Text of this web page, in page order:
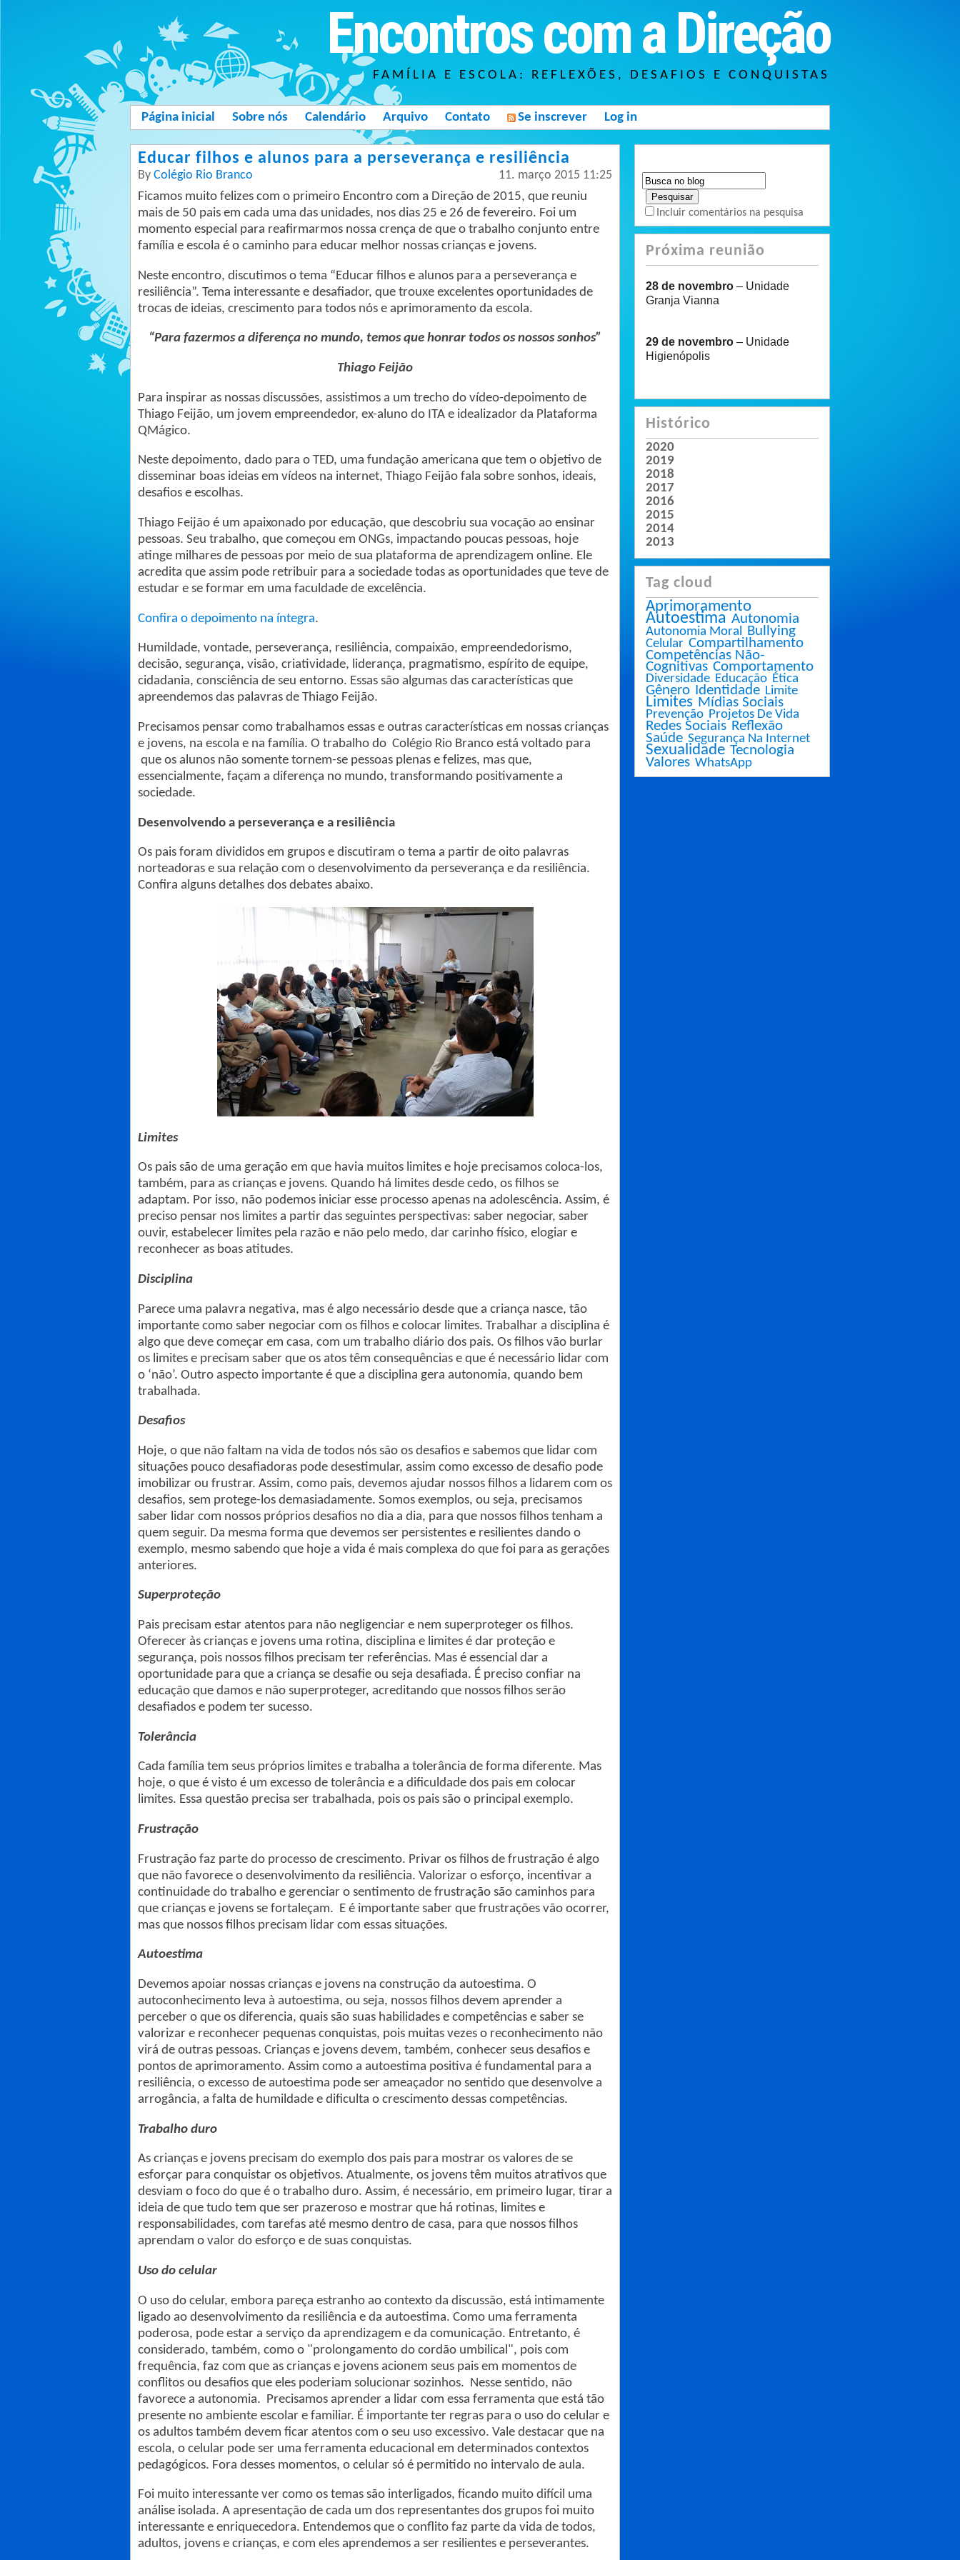
Encontros com a Direção
FAMÍLIA E ESCOLA: REFLEXÕES, DESAFIOS E CONQUISTAS
Página inicial Sobre nós Calendário Arquivo Contato Se inscrever Log in
Educar filhos e alunos para a perseverança e resiliência
By Colégio Rio Branco 11. março 2015 11:25
Ficamos muito felizes com o primeiro Encontro com a Direção de 2015, que reuniu
mais de 50 pais em cada uma das unidades, nos dias 25 e 26 de fevereiro. Foi um
momento especial para reafirmarmos nossa crença de que o trabalho conjunto entre
família e escola é o caminho para educar melhor nossas crianças e jovens.
Neste encontro, discutimos o tema “Educar filhos e alunos para a perseverança e
resiliência”. Tema interessante e desafiador, que trouxe excelentes oportunidades de
trocas de ideias, crescimento para todos nós e aprimoramento da escola.
“Para fazermos a diferença no mundo, temos que honrar todos os nossos sonhos”
Thiago Feijão
Para inspirar as nossas discussões, assistimos a um trecho do vídeo-depoimento de
Thiago Feijão, um jovem empreendedor, ex-aluno do ITA e idealizador da Plataforma
QMágico.
Neste depoimento, dado para o TED, uma fundação americana que tem o objetivo de
disseminar boas ideias em vídeos na internet, Thiago Feijão fala sobre sonhos, ideais,
desafios e escolhas.
Thiago Feijão é um apaixonado por educação, que descobriu sua vocação ao ensinar
pessoas. Seu trabalho, que começou em ONGs, impactando poucas pessoas, hoje
atinge milhares de pessoas por meio de sua plataforma de aprendizagem online. Ele
acredita que assim pode retribuir para a sociedade todas as oportunidades que teve de
estudar e se formar em uma faculdade de excelência.
Confira o depoimento na íntegra.
Humildade, vontade, perseverança, resiliência, compaixão, empreendedorismo,
decisão, segurança, visão, criatividade, liderança, pragmatismo, espírito de equipe,
cidadania, consciência de seu entorno. Essas são algumas das características que
apreendemos das palavras de Thiago Feijão.
Precisamos pensar como trabalhamos essas e outras características em nossas crianças
e jovens, na escola e na família. O trabalho do Colégio Rio Branco está voltado para
que os alunos não somente tornem-se pessoas plenas e felizes, mas que,
essencialmente, façam a diferença no mundo, transformando positivamente a
sociedade.
Desenvolvendo a perseverança e a resiliência
Os pais foram divididos em grupos e discutiram o tema a partir de oito palavras
norteadoras e sua relação com o desenvolvimento da perseverança e da resiliência.
Confira alguns detalhes dos debates abaixo.
Limites
Os pais são de uma geração em que havia muitos limites e hoje precisamos coloca-los,
também, para as crianças e jovens. Quando há limites desde cedo, os filhos se
adaptam. Por isso, não podemos iniciar esse processo apenas na adolescência. Assim, é
preciso pensar nos limites a partir das seguintes perspectivas: saber negociar, saber
ouvir, estabelecer limites pela razão e não pelo medo, dar carinho físico, elogiar e
reconhecer as boas atitudes.
Disciplina
Parece uma palavra negativa, mas é algo necessário desde que a criança nasce, tão
importante como saber negociar com os filhos e colocar limites. Trabalhar a disciplina é
algo que deve começar em casa, com um trabalho diário dos pais. Os filhos vão burlar
os limites e precisam saber que os atos têm consequências e que é necessário lidar com
o ‘não’. Outro aspecto importante é que a disciplina gera autonomia, quando bem
trabalhada.
Desafios
Hoje, o que não faltam na vida de todos nós são os desafios e sabemos que lidar com
situações pouco desafiadoras pode desestimular, assim como excesso de desafio pode
imobilizar ou frustrar. Assim, como pais, devemos ajudar nossos filhos a lidarem com os
desafios, sem protege-los demasiadamente. Somos exemplos, ou seja, precisamos
saber lidar com nossos próprios desafios no dia a dia, para que nossos filhos tenham a
quem seguir. Da mesma forma que devemos ser persistentes e resilientes dando o
exemplo, mesmo sabendo que hoje a vida é mais complexa do que foi para as gerações
anteriores.
Superproteção
Pais precisam estar atentos para não negligenciar e nem superproteger os filhos.
Oferecer às crianças e jovens uma rotina, disciplina e limites é dar proteção e
segurança, pois nossos filhos precisam ter referências. Mas é essencial dar a
oportunidade para que a criança se desafie ou seja desafiada. É preciso confiar na
educação que damos e não superproteger, acreditando que nossos filhos serão
desafiados e podem ter sucesso.
Tolerância
Cada família tem seus próprios limites e trabalha a tolerância de forma diferente. Mas
hoje, o que é visto é um excesso de tolerância e a dificuldade dos pais em colocar
limites. Essa questão precisa ser trabalhada, pois os pais são o principal exemplo.
Frustração
Frustração faz parte do processo de crescimento. Privar os filhos de frustração é algo
que não favorece o desenvolvimento da resiliência. Valorizar o esforço, incentivar a
continuidade do trabalho e gerenciar o sentimento de frustração são caminhos para
que crianças e jovens se fortaleçam. E é importante saber que frustrações vão ocorrer,
mas que nossos filhos precisam lidar com essas situações.
Autoestima
Devemos apoiar nossas crianças e jovens na construção da autoestima. O
autoconhecimento leva à autoestima, ou seja, nossos filhos devem aprender a
perceber o que os diferencia, quais são suas habilidades e competências e saber se
valorizar e reconhecer pequenas conquistas, pois muitas vezes o reconhecimento não
virá de outras pessoas. Crianças e jovens devem, também, conhecer seus desafios e
pontos de aprimoramento. Assim como a autoestima positiva é fundamental para a
resiliência, o excesso de autoestima pode ser ameaçador no sentido que desenvolve a
arrogância, a falta de humildade e dificulta o crescimento dessas competências.
Trabalho duro
As crianças e jovens precisam do exemplo dos pais para mostrar os valores de se
esforçar para conquistar os objetivos. Atualmente, os jovens têm muitos atrativos que
desviam o foco do que é o trabalho duro. Assim, é necessário, em primeiro lugar, tirar a
ideia de que tudo tem que ser prazeroso e mostrar que há rotinas, limites e
responsabilidades, com tarefas até mesmo dentro de casa, para que nossos filhos
aprendam o valor do esforço e de suas conquistas.
Uso do celular
O uso do celular, embora pareça estranho ao contexto da discussão, está intimamente
ligado ao desenvolvimento da resiliência e da autoestima. Como uma ferramenta
poderosa, pode estar a serviço da aprendizagem e da comunicação. Entretanto, é
considerado, também, como o "prolongamento do cordão umbilical", pois com
frequência, faz com que as crianças e jovens acionem seus pais em momentos de
conflitos ou desafios que eles poderiam solucionar sozinhos. Nesse sentido, não
favorece a autonomia. Precisamos aprender a lidar com essa ferramenta que está tão
presente no ambiente escolar e familiar. É importante ter regras para o uso do celular e
os adultos também devem ficar atentos com o seu uso excessivo. Vale destacar que na
escola, o celular pode ser uma ferramenta educacional em determinados contextos
pedagógicos. Fora desses momentos, o celular só é permitido no intervalo de aula.
Foi muito interessante ver como os temas são interligados, ficando muito difícil uma
análise isolada. A apresentação de cada um dos representantes dos grupos foi muito
interessante e enriquecedora. Entendemos que o conflito faz parte da vida de todos,
adultos, jovens e crianças, e com eles aprendemos a ser resilientes e perseverantes.
Incluir comentários na pesquisa
Próxima reunião
28 de novembro– Unidade
Granja Vianna
29 de novembro – Unidade
Higienópolis
Histórico
2020
2019
2018
2017
2016
2015
2014
2013
Tag cloud
Aprimoramento
Autoestima Autonomia
Autonomia Moral Bullying
Celular Compartilhamento
Competências Não-
Cognitivas Comportamento
Diversidade Educação Ética
Gênero Identidade Limite
Limites Mídias Sociais
Prevenção Projetos De Vida
Redes Sociais Reflexão
Saúde Segurança Na Internet
Sexualidade Tecnologia
Valores WhatsApp